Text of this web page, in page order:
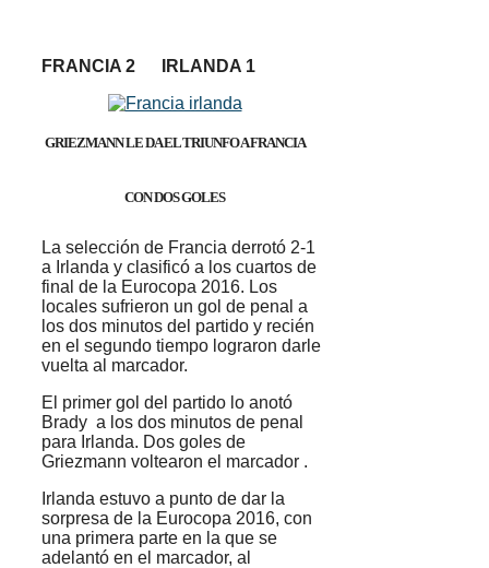
FRANCIA 2 IRLANDA 1
GRIEZMANN LE DA EL TRIUNFO A FRANCIA
CON DOS GOLES
La selección de Francia derrotó 2-1
a Irlanda y clasificó a los cuartos de
final de la Eurocopa 2016. Los
locales sufrieron un gol de penal a
los dos minutos del partido y recién
en el segundo tiempo lograron darle
vuelta al marcador.
El primer gol del partido lo anotó
Brady a los dos minutos de penal
para Irlanda. Dos goles de
Griezmann voltearon el marcador .
Irlanda estuvo a punto de dar la
sorpresa de la Eurocopa 2016, con
una primera parte en la que se
adelantó en el marcador, al